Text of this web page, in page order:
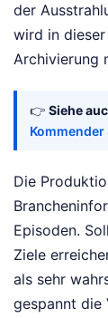
der
wird in
Archivierung
👉 Siehe
Die
Episoden.
Ziele
als sehr
gespannt die